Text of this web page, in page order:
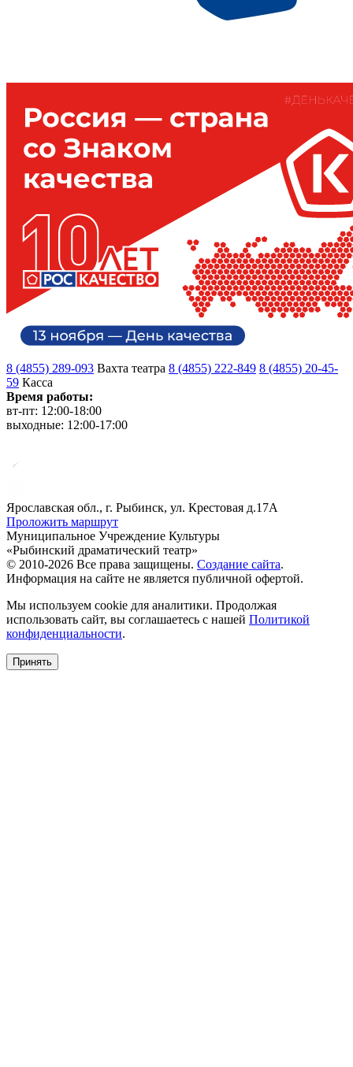
8 (4855) 289-093 Вахта театра 8 (4855) 222-849 8 (4855) 20-45-
59 Касса
Время работы:
вт-пт: 12:00-18:00
выходные: 12:00-17:00
Ярославская обл., г. Рыбинск, ул. Крестовая д.17А
Проложить маршрут
Муниципальное Учреждение Культуры
«Рыбинский драматический театр»
© 2010-2026 Все права защищены. Создание сайта.
Информация на сайте не является публичной офертой.
Мы используем cookie для аналитики. Продолжая
использовать сайт, вы соглашаетесь с нашей Политикой
конфиденциальности.
Принять